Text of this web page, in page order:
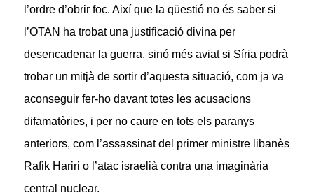
l’ordre d’obrir foc. Així que la qüestió no és saber si
l’OTAN ha trobat una justificació divina per
desencadenar la guerra, sinó més aviat si Síria podrà
trobar un mitjà de sortir d’aquesta situació, com ja va
aconseguir fer-ho davant totes les acusacions
difamatòries, i per no caure en tots els paranys
anteriors, com l’assassinat del primer ministre libanès
Rafik Hariri o l’atac israelià contra una imaginària
central nuclear.